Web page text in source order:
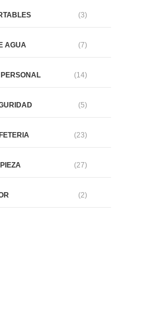
(3)
AGUA (7)
(14)
(5)
(23)
(27)
(2)